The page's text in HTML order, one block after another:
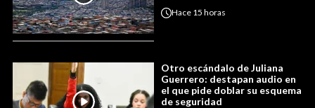
Hace 15 horas
Otro escándalo de Juliana
Guerrero: destapan audio en
el que pide doblar su esquema
de seguridad